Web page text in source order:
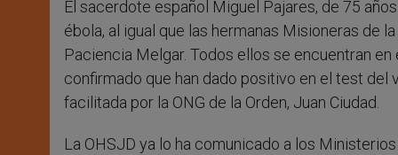
r
El sacerdote español Miguel Pajares, de 75
ébola, al igual que las hermanas Misioneras de
Paciencia Melgar. Todos ellos se encuentran
confirmado que han dado positivo en el test del
facilitada por la ONG de la Orden, Juan Ciudad.
La OHSJD ya lo ha comunicado a los